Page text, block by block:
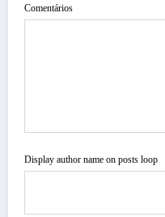
Comentários
Display author name on posts loop